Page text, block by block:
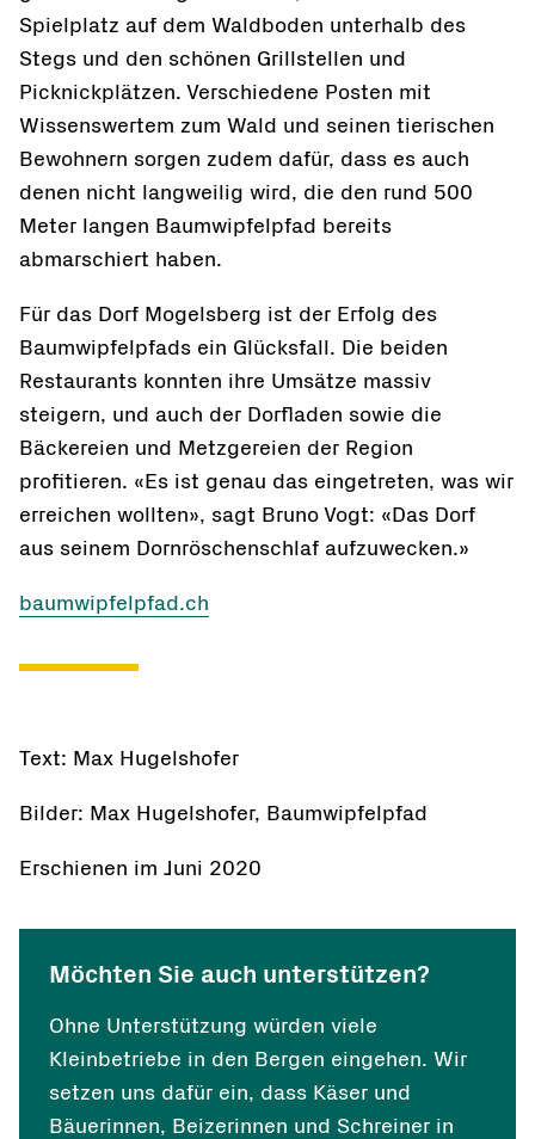
Spielplatz auf dem Waldboden unterhalb des
Stegs und den schönen Grillstellen und
Picknickplätzen. Verschiedene Posten mit
Wissenswertem zum Wald und seinen tierischen
Bewohnern sorgen zudem dafür, dass es auch
denen nicht langweilig wird, die den rund 500
Meter langen Baumwipfelpfad bereits
abmarschiert haben.
Für das Dorf Mogelsberg ist der Erfolg des
Baumwipfelpfads ein Glücksfall. Die beiden
Restaurants konnten ihre Umsätze massiv
steigern, und auch der Dorfladen sowie die
Bäckereien und Metzgereien der Region
profitieren. «Es ist genau das eingetreten, was wir
erreichen wollten», sagt Bruno Vogt: «Das Dorf
aus seinem Dornröschenschlaf aufzuwecken.»
baumwipfelpfad.ch
Text: Max Hugelshofer
Bilder: Max Hugelshofer, Baumwipfelpfad
Erschienen im Juni 2020
Möchten Sie auch unterstützen?
Ohne Unterstützung würden viele
Kleinbetriebe in den Bergen eingehen. Wir
setzen uns dafür ein, dass Käser und
Bäuerinnen, Beizerinnen und Schreiner in